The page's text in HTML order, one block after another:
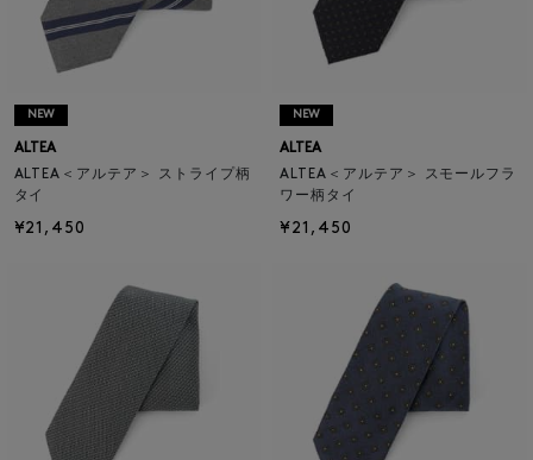
NEW
ALTEA
ALTEA＜アルテア＞ ストライプ柄
タイ
¥21,450
NEW
ALTEA
ALTEA＜アルテア＞ スモールフラ
ワー柄タイ
¥21,450